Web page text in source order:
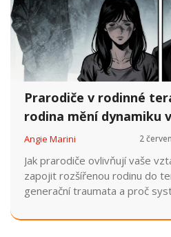
Prarodiče v rodinné
rodina mění dynamiku
Angie Marini 2
Jak prarodiče ovlivňují vaše
zapojit rozšířenou rodinu do
generační traumata a proč